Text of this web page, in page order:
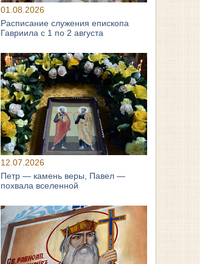
01.08.2026
Расписание служения епископа
Гавриила с 1 по 2 августа
12.07.2026
Петр — камень веры, Павел —
похвала вселенной